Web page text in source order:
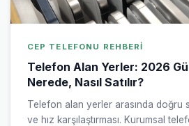
CEP TELEFONU REHBERI
Telefon Alan Yerler: 2026
Nerede, Nasıl Satılır?
Telefon alan yerler arasında doğru
ve hız karşılaştırması. Kurumsal